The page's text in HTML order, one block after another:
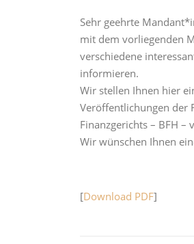
Sehr geehrte
mit dem vorliegenden
verschiedene
informieren.
Wir stellen Ihnen hier
Veröffentlichungen der
Finanzgerichts – BFH –
Wir wünschen Ihnen
[Download PDF]